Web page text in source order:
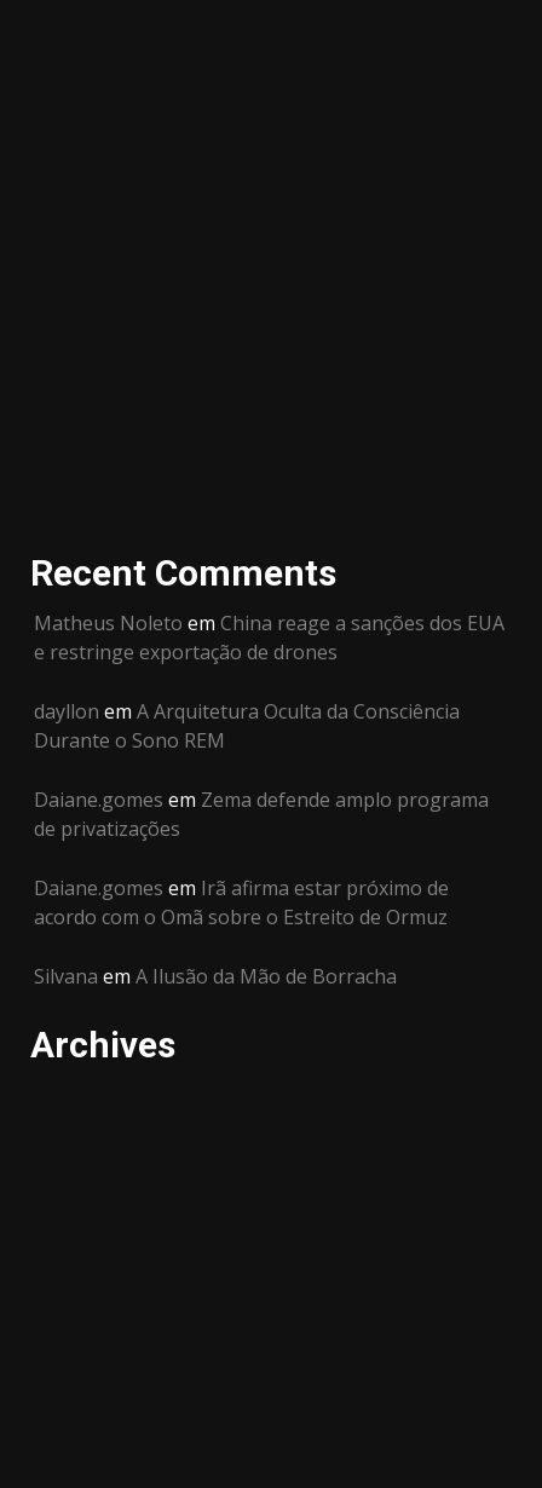
Recent Comments
Matheus Noleto em China reage a sanções dos EUA
e restringe exportação de drones
dayllon em A Arquitetura Oculta da Consciência
Durante o Sono REM
Daiane.gomes em Zema defende amplo programa
de privatizações
Daiane.gomes em Irã afirma estar próximo de
acordo com o Omã sobre o Estreito de Ormuz
Silvana em A Ilusão da Mão de Borracha
Archives